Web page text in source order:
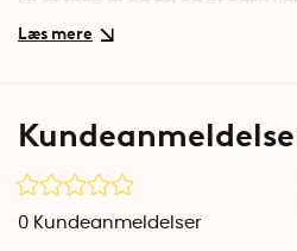
let at tage af og på og er også
0 Kundeanmeldelser